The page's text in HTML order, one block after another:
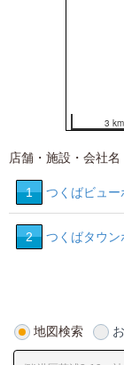
3 km
店舗・施設・会社名
1 つくばビュー
2 つくばタウン
地図検索